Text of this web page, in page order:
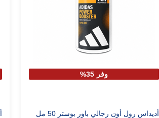
وفر 35%
أديداس رول أون رجالي باور بوستر 50 مل